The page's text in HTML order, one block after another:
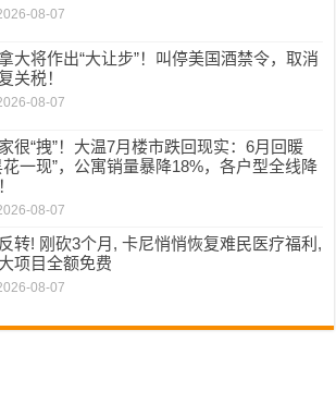
08-07
大将作出“大让步”！叫停美国酒禁令，取消
关税！
08-07
很“拽”！大温7月楼市跌回现实：6月回暖
花一现”，公寓销量暴降18%，各户型全线降
08-07
转! 刚砍3个月, 卡尼悄悄恢复难民医疗福利,
项目全额免费
08-07